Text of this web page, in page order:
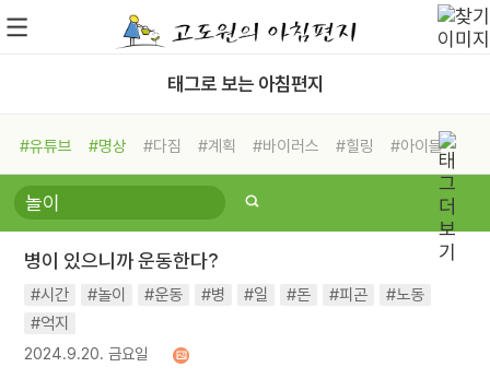
태그로 보는 아침편지
#유튜브 #명상 #다짐 #계획 #바이러스 #힐링
#아이들
#비전캠프
#독서캠프 #삶
#희망
#나눔 #친구 #링컨학교
#독서
#건강 #면역력
병이 있으니까 운동한다?
#시간 #놀이 #운동 #병 #일 #돈 #피곤
#노동
#억지
2024.9.20. 금요일